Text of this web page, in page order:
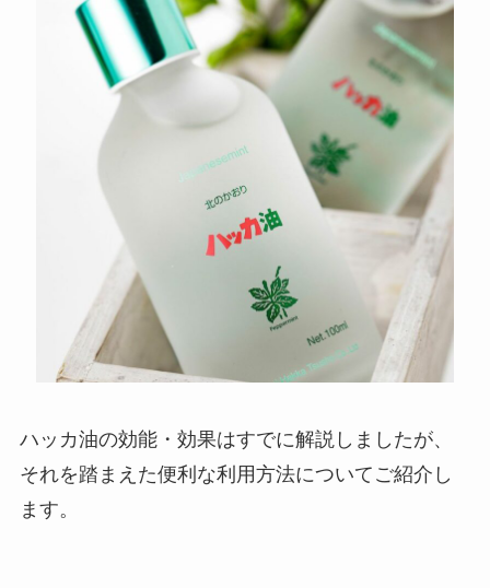
ハッカ油の効能・効果はすでに解説しましたが、
それを踏まえた便利な利用方法についてご紹介し
ます。